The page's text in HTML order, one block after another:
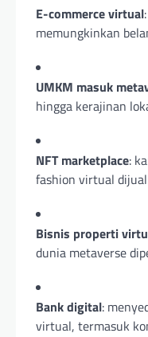
E-commerce virtual
memungkinkan
UMKM masuk
hingga kerajinan
NFT marketplace:
fashion virtual
Bisnis properti
dunia metaverse
Bank digital:
virtual, termasuk